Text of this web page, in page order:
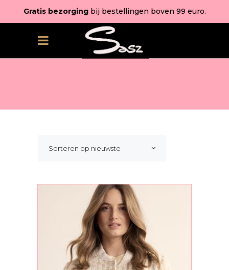
Gratis bezorgingbij bestellingen boven 99 euro.
Sorteren op nieuwste